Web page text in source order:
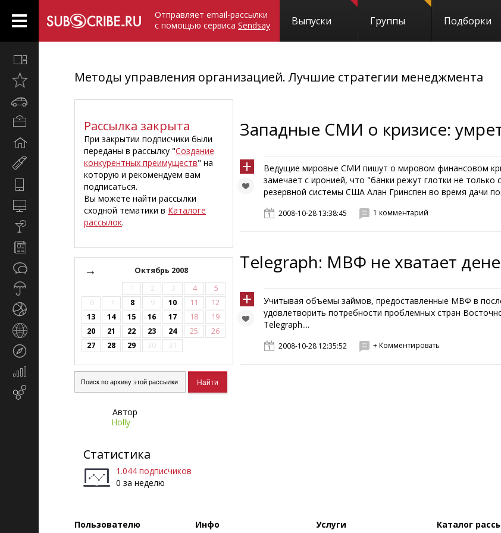
Отправляет email-рассылки
с помощью сервиса Sendsay Выпуски Группы Подборки
Открыто
Автомобили
Компьютеры
Новости
Экономика
финансы
Методы управления организацией. Лучшие стратегии менеджмента
Рассылка закрыта
При закрытии подписчики были
переданы в рассылку "Создание
конкурентных преимуществ" на
которую и рекомендуем вам
подписаться.
Вы можете найти рассылки
сходной тематики в Каталоге
рассылок.
Октябрь 2008
→
1 2 3 4
5
6
7 8 9 10 11
12
13
14 15 16 17 18
19
20
21 22 23 24 25
26
27
28 29 30 31
Автор
Holly
Статистика
1.044 подписчиков
0 за неделю
Западные СМИ о кризисе:
Ведущие мировые СМИ пишут о мировом финансовом
замечает с иронией, что "банки режут глотки не
резервной системы США Алан Гринспен во время дачи
2008-10-28 13:38:45 1 комментарий
Telegraph: МВФ не хватает
Учитывая объемы займов, предоставленные МВФ в
удовлетворить потребности проблемных стран
Telegraph....
2008-10-28 12:35:52 + Комментировать
Пользователю Инфо Услуги Каталог